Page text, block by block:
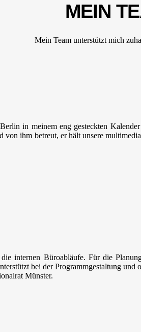
MEIN
Mein Team unterstützt mich
in meinem eng gesteckten
ihm betreut, er hält unsere
internen Büroabläufe. Für die
bei der Programmgestaltung
Münster.